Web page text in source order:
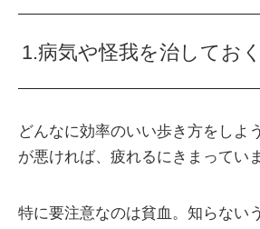
1.病気や怪我を治しておく
どんなに効率のいい歩き方をしよ
が悪ければ、疲れるにきまってい
特に要注意なのは貧血。知らない